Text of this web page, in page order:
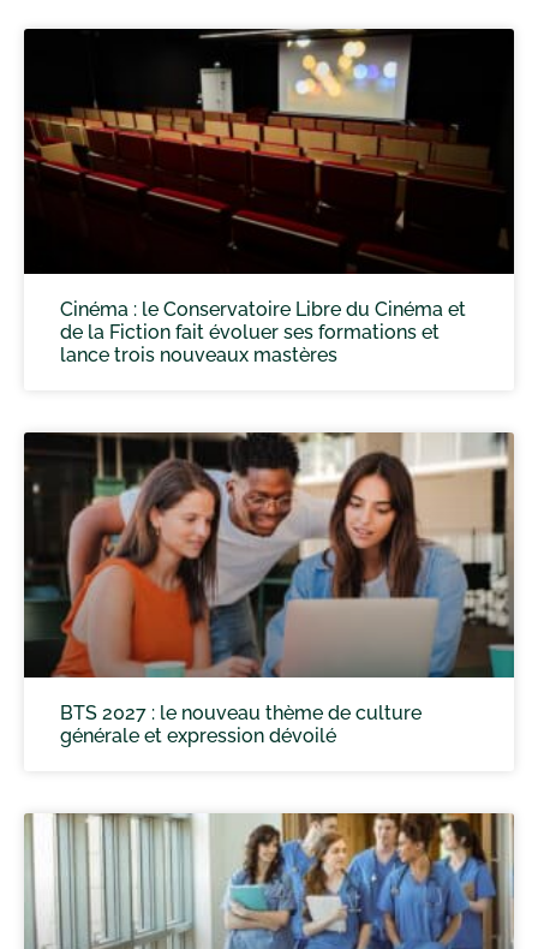
Cinéma : le Conservatoire Libre du Cinéma et
de la Fiction fait évoluer ses formations et
lance trois nouveaux mastères
BTS 2027 : le nouveau thème de culture
générale et expression dévoilé